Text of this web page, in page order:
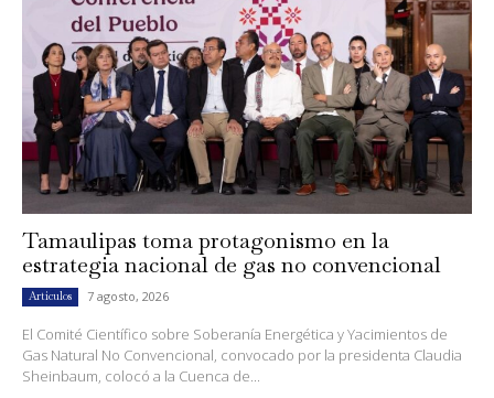
Tamaulipas toma protagonismo en la
estrategia nacional de gas no convencional
Artículos 7 agosto, 2026
El Comité Científico sobre Soberanía Energética y Yacimientos de
Gas Natural No Convencional, convocado por la presidenta Claudia
Sheinbaum, colocó a la Cuenca de...